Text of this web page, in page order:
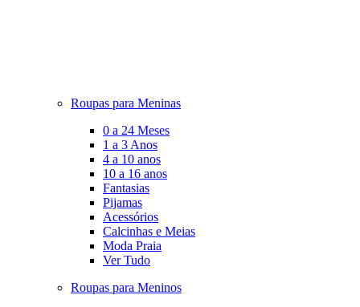
Roupas para Meninas
0 a 24 Meses
1 a 3 Anos
4 a 10 anos
10 a 16 anos
Fantasias
Pijamas
Acessórios
Calcinhas e Meias
Moda Praia
Ver Tudo
Roupas para Meninos